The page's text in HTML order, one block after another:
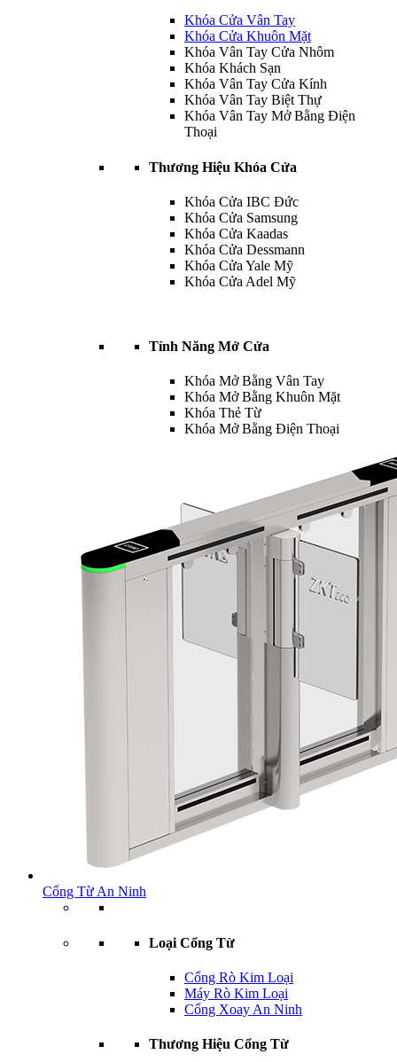
Khóa Cửa Vân Tay
Khóa Cửa Khuôn Mặt
Khóa Vân Tay Cửa Nhôm
Khóa Khách Sạn
Khóa Vân Tay Cửa Kính
Khóa Vân Tay Biệt Thự
Khóa Vân Tay Mở Bằng Điện
Thoại
Thương Hiệu Khóa Cửa
Khóa Cửa IBC Đức
Khóa Cửa Samsung
Khóa Cửa Kaadas
Khóa Cửa Dessmann
Khóa Cửa Yale Mỹ
Khóa Cửa Adel Mỹ
Tính Năng Mở Cửa
Khóa Mở Bằng Vân Tay
Khóa Mở Bằng Khuôn Mặt
Khóa Thẻ Từ
Khóa Mở Bằng Điện Thoại
Cổng Từ An Ninh
Loại Cổng Từ
Cổng Rò Kim Loại
Máy Rò Kim Loại
Cổng Xoay An Ninh
Thương Hiệu Cổng Từ